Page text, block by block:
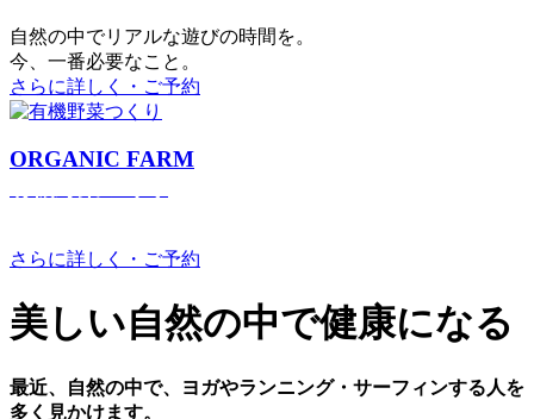
⾃然の中でリアルな遊びの時間を。
今、⼀番必要なこと。
さらに詳しく・ご予約
ORGANIC FARM
さらに詳しく・ご予約
美しい⾃然の中で健康になる
最近、⾃然の中で、ヨガやランニング・サーフィンする⼈を
多く⾒かけます。